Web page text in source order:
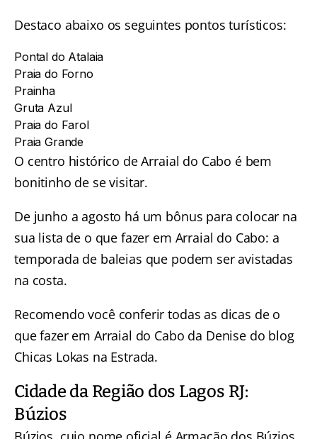
Destaco abaixo os seguintes pontos turísticos:
Pontal do Atalaia
Praia do Forno
Prainha
Gruta Azul
Praia do Farol
Praia Grande
O centro histórico de Arraial do Cabo é bem
bonitinho de se visitar.
De junho a agosto há um bônus para colocar na
sua lista de o que fazer em Arraial do Cabo: a
temporada de baleias que podem ser avistadas
na costa.
Recomendo você conferir todas as dicas de o
que fazer em Arraial do Cabo da Denise do blog
Chicas Lokas na Estrada.
Cidade da Região dos Lagos RJ:
Búzios